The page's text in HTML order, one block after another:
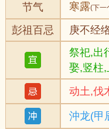
节气
寒露(下一
彭祖百忌
庚不经
祭祀,出
娶,竖柱
动土,伐
沖龙(甲